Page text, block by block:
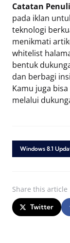
Catatan
pada iklan
teknologi
menikmati
whitelist
bentuk
dan berbagi
Kamu juga
melalui
Windows 8.1
Share this article
Twitter